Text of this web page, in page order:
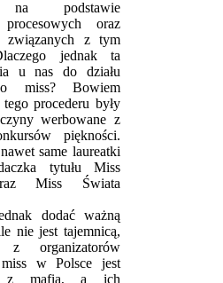
na podstawie
procesowych oraz
związanych z tym
jednak ta
u nas do działu
miss? Bowiem
procederu były
werbowane z
piękności.
same laureatki
tytułu Miss
Miss Świata
dodać ważną
nie jest tajemnicą,
organizatorów
w Polsce jest
z mafią, a ich